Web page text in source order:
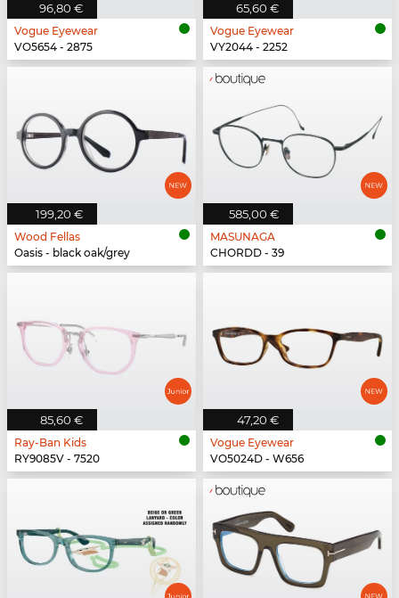
96,80 €
Vogue Eyewear
VO5654 - 2875
65,60 €
Vogue Eyewear
VY2044 - 2252
199,20 €
Wood Fellas
Oasis - black oak/grey
585,00 €
MASUNAGA
CHORDD - 39
85,60 €
Ray-Ban Kids
RY9085V - 7520
47,20 €
Vogue Eyewear
VO5024D - W656